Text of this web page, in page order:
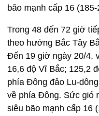
bão mạnh cấp 16
Trong 48 đến 72 giờ
theo hướng Bắc Tây
Đến 19 giờ ngày 20/4,
16,6 độ Vĩ Bắc; 125,2
phía Đông đảo Lu-
về phía Đông. Sức gió
siêu bão mạnh cấp 16